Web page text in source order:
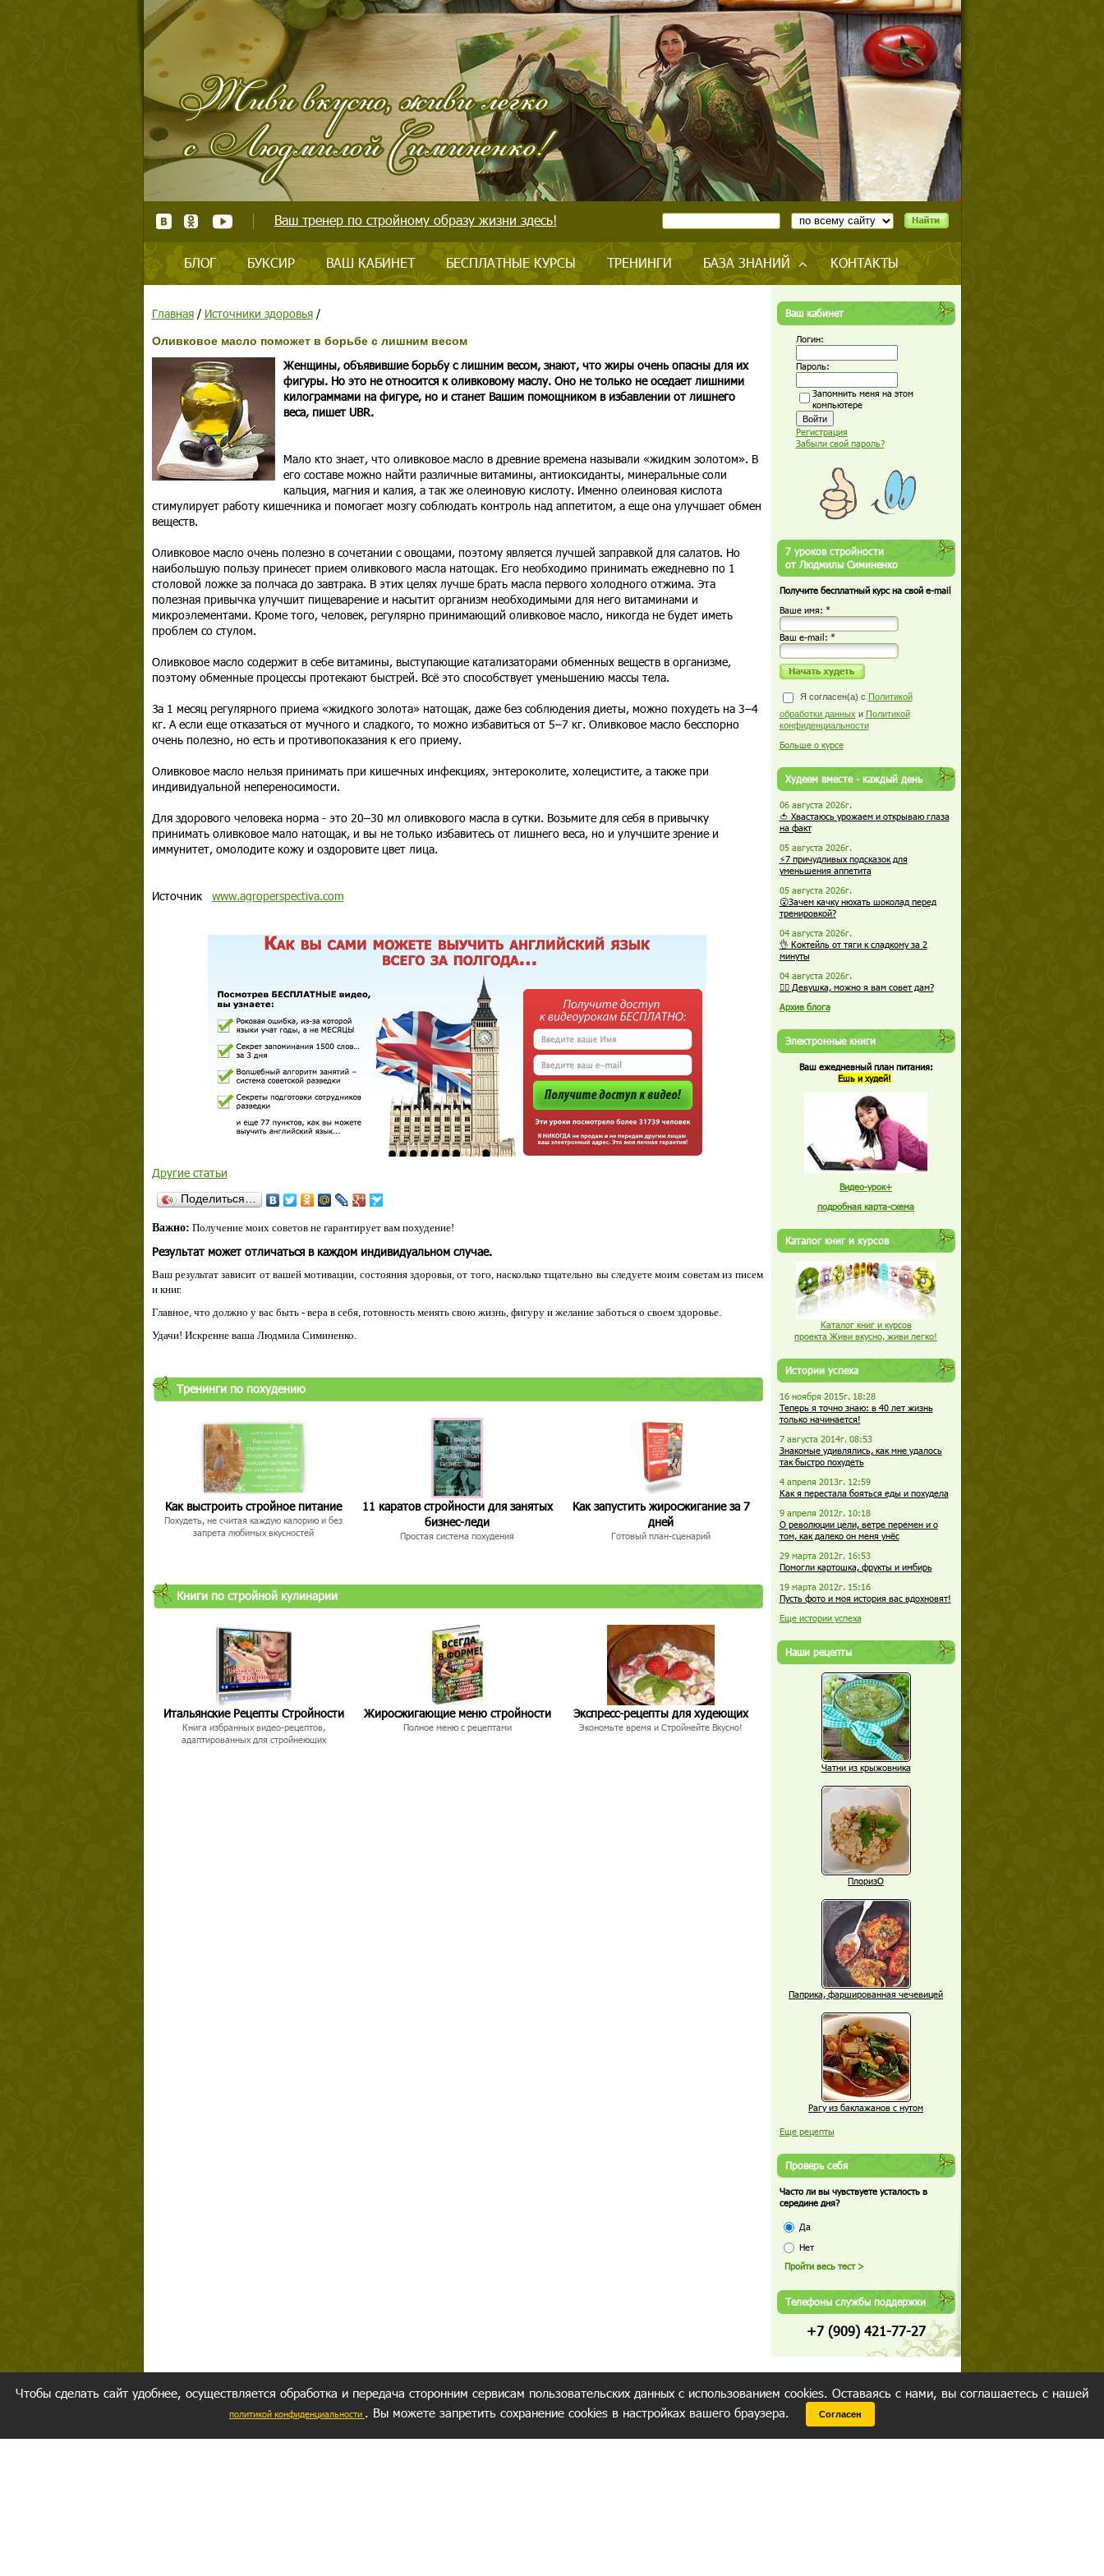
Ваш тренер по стройному образу жизни здесь!
БЛОГ БУКСИР ВАШ КАБИНЕТ БЕСПЛАТНЫЕ КУРСЫ ТРЕНИНГИ БАЗА ЗНАНИЙ КОНТАКТЫ
Главная/ Источники здоровья/
Оливковое масло поможет в борьбе с лишним весом
Женщины, объявившие борьбу с лишним весом, знают, что жиры очень опасны для их
фигуры. Но это не относится к оливковому маслу. Оно не только не оседает лишними
килограммами на фигуре, но и станет Вашим помощником в избавлении от лишнего
веса, пишет UBR.
Мало кто знает, что оливковое масло в древние времена называли «жидким золотом». В
его составе можно найти различные витамины, антиоксиданты, минеральные соли
кальция, магния и калия, а так же олеиновую кислоту. Именно олеиновая кислота
стимулирует работу кишечника и помогает мозгу соблюдать контроль над аппетитом, а еще она улучшает обмен
веществ.
Оливковое масло очень полезно в сочетании с овощами, поэтому является лучшей заправкой для салатов. Но
наибольшую пользу принесет прием оливкового масла натощак. Его необходимо принимать ежедневно по 1
столовой ложке за полчаса до завтрака. В этих целях лучше брать масла первого холодного отжима. Эта
полезная привычка улучшит пищеварение и насытит организм необходимыми для него витаминами и
микроэлементами. Кроме того, человек, регулярно принимающий оливковое масло, никогда не будет иметь
проблем со стулом.
Оливковое масло содержит в себе витамины, выступающие катализаторами обменных веществ в организме,
поэтому обменные процессы протекают быстрей. Всё это способствует уменьшению массы тела.
За 1 месяц регулярного приема «жидкого золота» натощак, даже без соблюдения диеты, можно похудеть на 3–4
кг. А если еще отказаться от мучного и сладкого, то можно избавиться от 5–7 кг. Оливковое масло бесспорно
очень полезно, но есть и противопоказания к его приему.
Оливковое масло нельзя принимать при кишечных инфекциях, энтероколите, холецистите, а также при
индивидуальной непереносимости.
Для здорового человека норма - это 20–30 мл оливкового масла в сутки. Возьмите для себя в привычку
принимать оливковое мало натощак, и вы не только избавитесь от лишнего веса, но и улучшите зрение и
иммунитет, омолодите кожу и оздоровите цвет лица.
Источник www.agroperspectiva.com
Другие статьи
Поделиться…
Важно: Получение моих советов не гарантирует вам похудение!
Результат может отличаться в каждом индивидуальном случае.
Ваш результат зависит от вашей мотивации, состояния здоровья, от того, насколько тщательно вы следуете моим советам из писем
и книг.
Главное, что должно у вас быть - вера в себя, готовность менять свою жизнь, фигуру и желание заботься о своем здоровье.
Удачи! Искренне ваша Людмила Симиненко.
Тренинги по похудению
Как выстроить стройное питание
Похудеть, не считая каждую калорию и без
запрета любимых вкусностей
11 каратов стройности для занятых
бизнес-леди
Простая система похудения
Как запустить жиросжигание за 7
дней
Готовый план-сценарий
Книги по стройной кулинарии
Итальянские Рецепты Стройности
Книга избранных видео-рецептов,
адаптированных для стройнеющих
Жиросжигающие меню стройности
Полное меню с рецептами
Экспресс-рецепты для худеющих
Экономьте время и Стройнейте Вкусно!
Ваш кабинет
Логин:
Пароль:
Запомнить меня на этом
компьютере
Регистрация
Забыли свой пароль?
7 уроков стройности
от Людмилы Симиненко
Получите бесплатный курс на свой e-mail
Ваше имя: *
Ваш е-mail: *
Я согласен(а) с Политикой
обработки данных и Политикой
конфиденциальности
Больше о курсе
Худеем вместе - каждый день
06 августа 2026г.
🍅 Хвастаюсь урожаем и открываю глаза
на факт
05 августа 2026г.
⚡7 причудливых подсказок для
уменьшения аппетита
05 августа 2026г.
😮Зачем качку нюхать шоколад перед
тренировкой?
04 августа 2026г.
👌 Коктейль от тяги к сладкому за 2
минуты
04 августа 2026г.
🏋️‍♀️ Девушка, можно я вам совет дам?
Архив блога
Электронные книги
Ваш ежедневный план питания:
Ешь и худей!
Видео-урок+
подробная карта-схема
Каталог книг и курсов
Каталог книг и курсов
проекта Живи вкусно, живи легко!
Истории успеха
16 ноября 2015г. 18:28
Теперь я точно знаю: в 40 лет жизнь
только начинается!
7 августа 2014г. 08:53
Знакомые удивлялись, как мне удалось
так быстро похудеть
4 апреля 2013г. 12:59
Как я перестала бояться еды и похудела
9 апреля 2012г. 10:18
О революции цели, ветре перемен и о
том, как далеко он меня унёс
29 марта 2012г. 16:53
Помогли картошка, фрукты и имбирь
19 марта 2012г. 15:16
Пусть фото и моя история вас вдохновят!
Еще истории успеха
Наши рецепты
Чатни из крыжовника
ПлоризО
Паприка, фаршированная чечевицей
Рагу из баклажанов с нутом
Еще рецепты
Проверь себя
Часто ли вы чувствуете усталость в
середине дня?
Да
Нет
Телефоны службы поддержки
+7 (909) 421-77-27
Чтобы сделать сайт удобнее, осуществляется обработка и передача сторонним сервисам пользовательских данных с использованием cookies. Оставаясь с нами, вы соглашаетесь с нашей
политикой конфиденциальности . Вы можете запретить сохранение cookies в настройках вашего браузера. Согласен